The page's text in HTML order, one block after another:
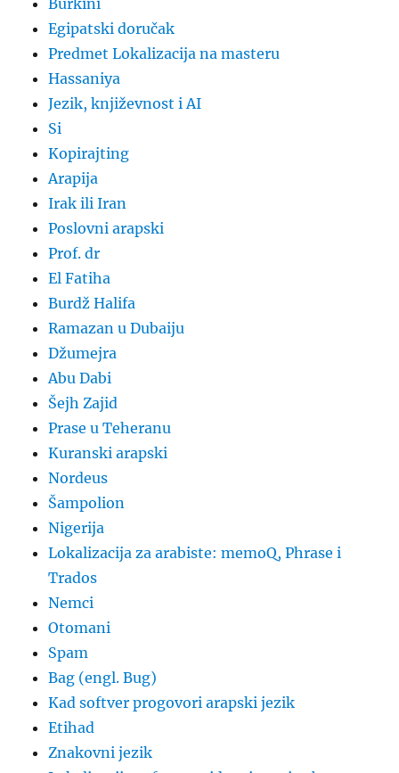
Egipatski doručak
Predmet Lokalizacija na masteru
Hassaniya
Jezik, književnost i AI
Si
Kopirajting
Arapija
Irak ili Iran
Poslovni arapski
Prof. dr
El Fatiha
Burdž Halifa
Ramazan u Dubaiju
Džumejra
Abu Dabi
Šejh Zajid
Prase u Teheranu
Kuranski arapski
Nordeus
Šampolion
Nigerija
Lokalizacija za arabiste: memoQ, Phrase i
Trados
Nemci
Otomani
Spam
Bag (engl. Bug)
Kad softver progovori arapski jezik
Etihad
Znakovni jezik